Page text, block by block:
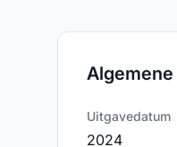
Uitgavedatum
2024